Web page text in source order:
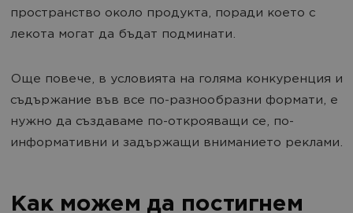
пространство около продукта, поради което с
лекота могат да бъдат подминати.
Още повече, в условията на голяма конкуренция и
съдържание във все по-разнообразни формати, е
нужно да създаваме по-открояващи се, по-
информативни и задържащи вниманието реклами.
Как можем да постигнем